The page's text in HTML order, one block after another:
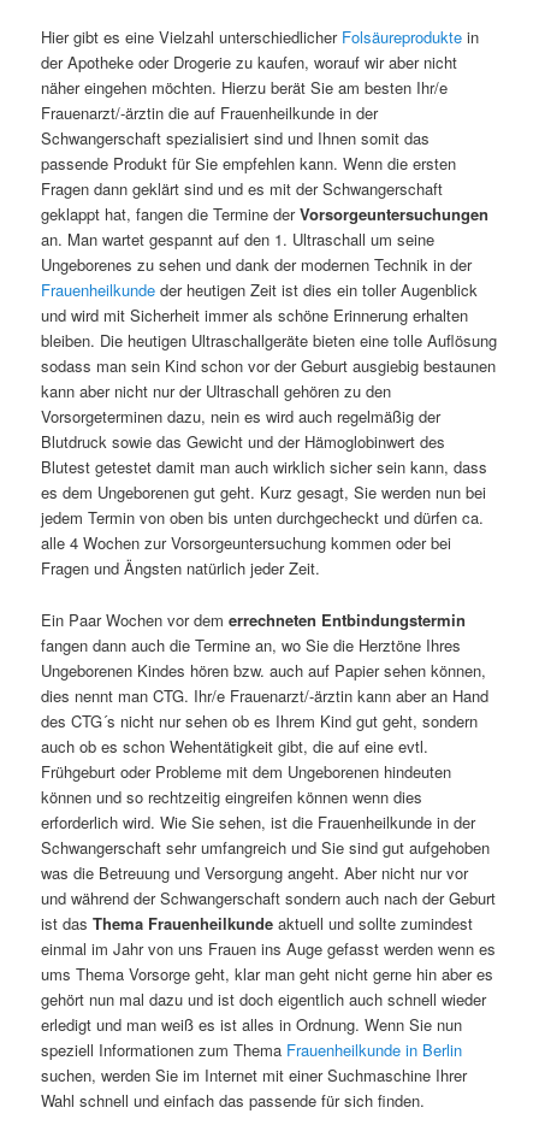
Hier gibt es eine Vielzahl unterschiedlicher Folsäureprodukte in
der Apotheke oder Drogerie zu kaufen, worauf wir aber nicht
näher eingehen möchten. Hierzu berät Sie am besten Ihr/e
Frauenarzt/-ärztin die auf Frauenheilkunde in der
Schwangerschaft spezialisiert sind und Ihnen somit das
passende Produkt für Sie empfehlen kann. Wenn die ersten
Fragen dann geklärt sind und es mit der Schwangerschaft
geklappt hat, fangen die Termine derVorsorgeuntersuchungen
an. Man wartet gespannt auf den 1. Ultraschall um seine
Ungeborenes zu sehen und dank der modernen Technik in der
Frauenheilkunde der heutigen Zeit ist dies ein toller Augenblick
und wird mit Sicherheit immer als schöne Erinnerung erhalten
bleiben. Die heutigen Ultraschallgeräte bieten eine tolle Auflösung
sodass man sein Kind schon vor der Geburt ausgiebig bestaunen
kann aber nicht nur der Ultraschall gehören zu den
Vorsorgeterminen dazu, nein es wird auch regelmäßig der
Blutdruck sowie das Gewicht und der Hämoglobinwert des
Blutest getestet damit man auch wirklich sicher sein kann, dass
es dem Ungeborenen gut geht. Kurz gesagt, Sie werden nun bei
jedem Termin von oben bis unten durchgecheckt und dürfen ca.
alle 4 Wochen zur Vorsorgeuntersuchung kommen oder bei
Fragen und Ängsten natürlich jeder Zeit.
Ein Paar Wochen vor demerrechneten Entbindungstermin
fangen dann auch die Termine an, wo Sie die Herztöne Ihres
Ungeborenen Kindes hören bzw. auch auf Papier sehen können,
dies nennt man CTG. Ihr/e Frauenarzt/-ärztin kann aber an Hand
des CTG´s nicht nur sehen ob es Ihrem Kind gut geht, sondern
auch ob es schon Wehentätigkeit gibt, die auf eine evtl.
Frühgeburt oder Probleme mit dem Ungeborenen hindeuten
können und so rechtzeitig eingreifen können wenn dies
erforderlich wird. Wie Sie sehen, ist die Frauenheilkunde in der
Schwangerschaft sehr umfangreich und Sie sind gut aufgehoben
was die Betreuung und Versorgung angeht. Aber nicht nur vor
und während der Schwangerschaft sondern auch nach der Geburt
ist dasThema Frauenheilkunde aktuell und sollte zumindest
einmal im Jahr von uns Frauen ins Auge gefasst werden wenn es
ums Thema Vorsorge geht, klar man geht nicht gerne hin aber es
gehört nun mal dazu und ist doch eigentlich auch schnell wieder
erledigt und man weiß es ist alles in Ordnung. Wenn Sie nun
speziell Informationen zum Thema Frauenheilkunde in Berlin
suchen, werden Sie im Internet mit einer Suchmaschine Ihrer
Wahl schnell und einfach das passende für sich finden.